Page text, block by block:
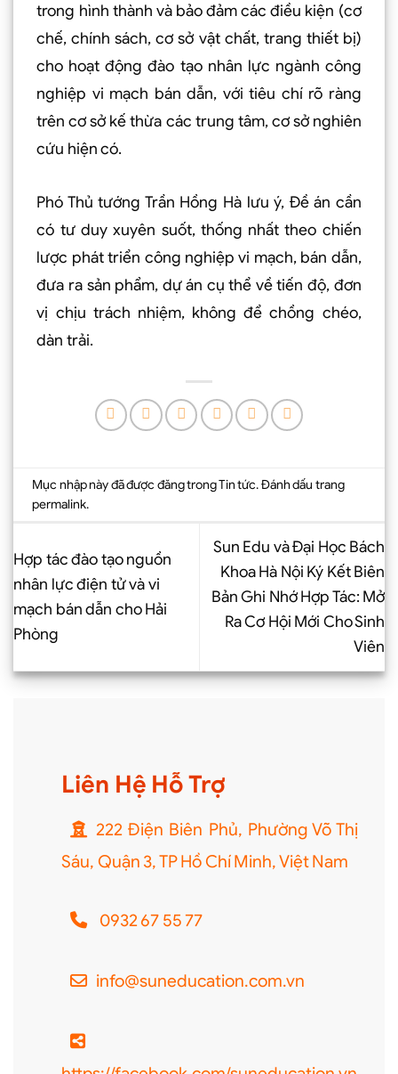
trong hình thành và bảo đảm các điều kiện (cơ
chế, chính sách, cơ sở vật chất, trang thiết bị)
cho hoạt động đào tạo nhân lực ngành công
nghiệp vi mạch bán dẫn, với tiêu chí rõ ràng
trên cơ sở kế thừa các trung tâm, cơ sở nghiên
cứu hiện có.
Phó Thủ tướng Trần Hồng Hà lưu ý, Đề án cần
có tư duy xuyên suốt, thống nhất theo chiến
lược phát triển công nghiệp vi mạch, bán dẫn,
đưa ra sản phẩm, dự án cụ thể về tiến độ, đơn
vị chịu trách nhiệm, không để chồng chéo,
dàn trải.
Mục nhập này đã được đăng trongTin tức. Đánh dấu trang
permalink.
Hợp tác đào tạo nguồn
nhân lực điện tử và vi
mạch bán dẫn cho Hải
Phòng
Sun Edu và Đại Học Bách
Khoa Hà Nội Ký Kết Biên
Bản Ghi Nhớ Hợp Tác: Mở
Ra Cơ Hội Mới Cho Sinh
Viên
Liên Hệ Hỗ Trợ
222 Điện Biên Phủ, Phường Võ Thị
Sáu, Quận 3, TP Hồ Chí Minh, Việt Nam
0932 67 55 77
info@suneducation.com.vn